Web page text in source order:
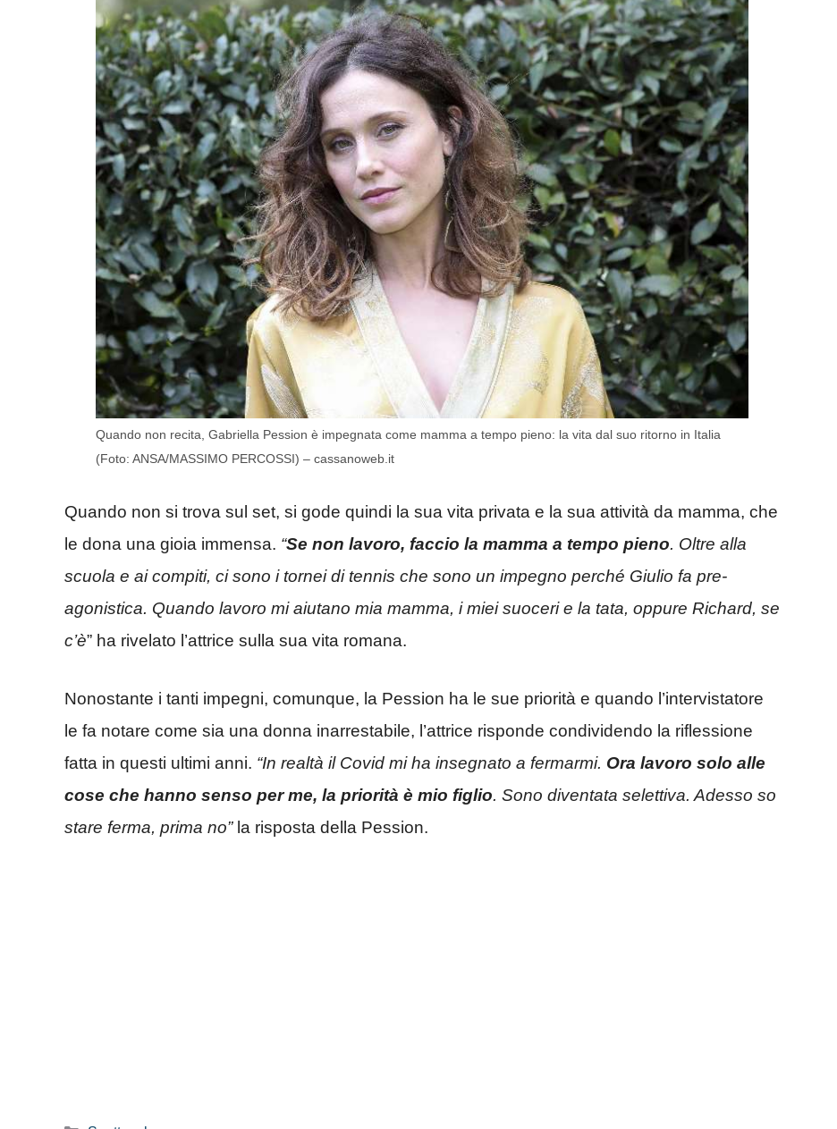
Quando non recita, Gabriella Pession è impegnata come mamma a tempo pieno: la vita dal suo ritorno in Italia
(Foto: ANSA/MASSIMO PERCOSSI) – cassanoweb.it
Quando non si trova sul set, si gode quindi la sua vita privata e la sua attività da mamma, che
le dona una gioia immensa. “Se non lavoro, faccio la mamma a tempo pieno. Oltre alla
scuola e ai compiti, ci sono i tornei di tennis che sono un impegno perché Giulio fa pre-
agonistica. Quando lavoro mi aiutano mia mamma, i miei suoceri e la tata, oppure Richard, se
c’è” ha rivelato l’attrice sulla sua vita romana.
Nonostante i tanti impegni, comunque, la Pession ha le sue priorità e quando l’intervistatore
le fa notare come sia una donna inarrestabile, l’attrice risponde condividendo la riflessione
fatta in questi ultimi anni. “In realtà il Covid mi ha insegnato a fermarmi. Ora lavoro solo alle
cose che hanno senso per me, la priorità è mio figlio. Sono diventata selettiva. Adesso so
stare ferma, prima no”la risposta della Pession.